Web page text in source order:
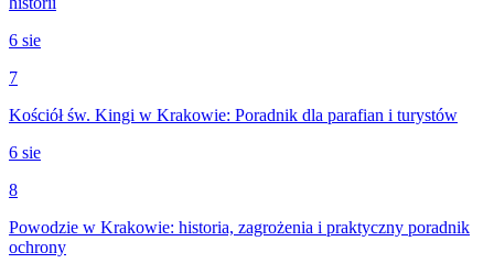
6 sie
7
Kościół św. Kingi w Krakowie: Poradnik dla parafian i turystów
6 sie
8
Powodzie w Krakowie: historia, zagrożenia i praktyczny poradnik
ochrony